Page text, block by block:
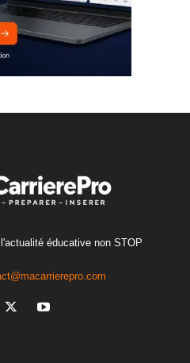
éducative non STOP